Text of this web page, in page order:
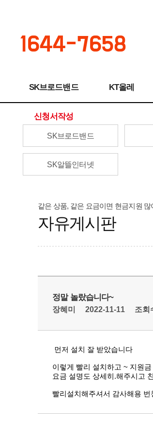
SK브로드밴드 KT올레
신청서작성
1644-7658
SK브로드밴드
SK알뜰인터넷
같은 상품, 같은 요금이면 현금지원 많
자유게시판
정말 놀랐습니다~
장혜미 2022-11-11 조회
먼저 설치 잘 받았습니다
이렇게 빨리 설치하고 ~ 지원
요금 설명도 상세히.해주시고
빨리설치해주셔서 감사해용 번